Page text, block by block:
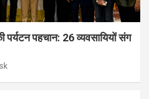
पर्यटन पहचान: 26 व्यवसायियों संग